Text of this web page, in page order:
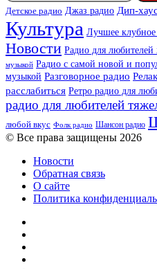
Детское радио Джаз радио Дип-
Культура Лучшее клубное
Новости Радио для
музыкой Радио с самой новой и
музыкой Разговорное радио
расслабиться Ретро радио для
радио для любителей
любой вкус Фолк радио Шансон радио
© Все права защищены 2026
Новости
Обратная связь
О сайте
Политика